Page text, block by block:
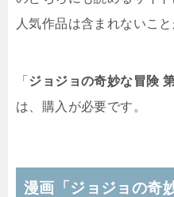
人気作品は含まれないこ
「 ジョジョの奇妙な冒険
は、購入が必要です。
漫画「ジョジョの奇